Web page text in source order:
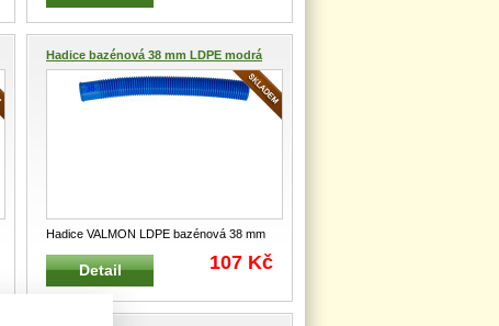
Hadice bazénová 38 mm LDPE modrá
Hadice VALMON LDPE bazénová 38 mm
6006M38 Vrapovitá flexibilní bazéno...
Detail 107 Kč